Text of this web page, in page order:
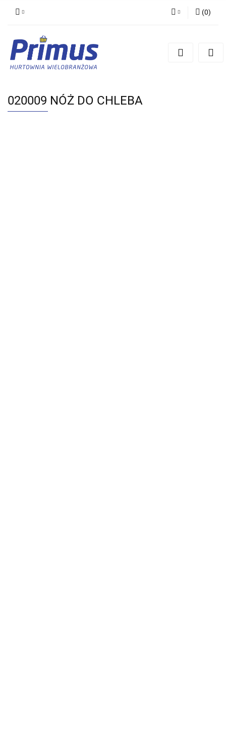
Zarejestruj się
(0)
020009 NÓŻ DO CHLEBA